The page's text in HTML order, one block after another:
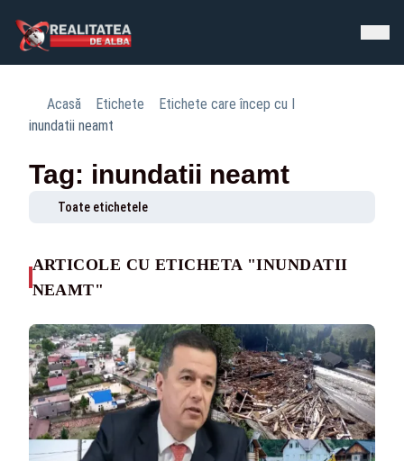
Acasă Etichete
Etichete care încep cu I
inundatii neamt
Tag: inundatii neamt
Toate etichetele
ARTICOLE CU ETICHETA "INUNDATII
NEAMT"